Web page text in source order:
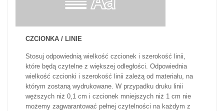
CZCIONKA / LINIE
Stosuj odpowiednią wielkość czcionek i szerokość linii,
które będą czytelne z większej odległości. Odpowiednia
wielkość czcionki i szerokość linii zależą od materiału, na
którym zostaną wydrukowane. W przypadku druku linii
węższych niż 0,1 cm i czcionek mniejszych niż 1 cm nie
możemy zagwarantować pełnej czytelności na każdym z